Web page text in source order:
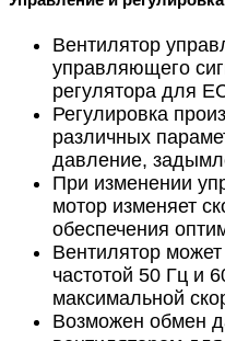
Вентилятор
управляющего
регулятора для
Регулировка
различных
давление,
При изменении
мотор изменяет
обеспечения
Вентилятор может
частотой 50 Гц и
максимальной
Возможен обмен